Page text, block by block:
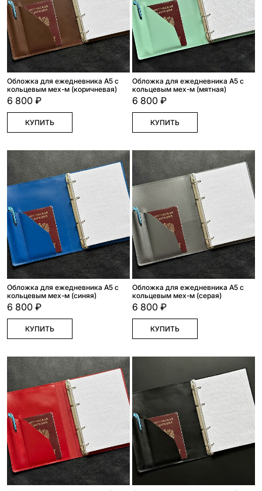
Обложка для ежедневника А5 с
кольцевым мех-м (коричневая)
6 800 ₽
КУПИТЬ
Обложка для ежедневника А5 с
кольцевым мех-м (мятная)
6 800 ₽
КУПИТЬ
Обложка для ежедневника А5 с
кольцевым мех-м (синяя)
6 800 ₽
КУПИТЬ
Обложка для ежедневника А5 с
кольцевым мех-м (серая)
6 800 ₽
КУПИТЬ